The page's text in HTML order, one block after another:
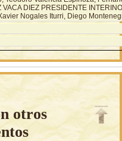
VACA DIEZ PRESIDENTE
Nogales Iturri, Diego
otros